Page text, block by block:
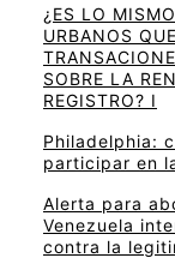
¿ES LO
URBANOS
SOBRE LA
REGISTRO? I
Philadelphia:
participar en
Alerta para
Venezuela
contra la